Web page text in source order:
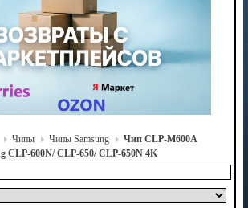
Чипы Чипы Samsung
Чип CLP-M600A
CLP-600N/ CLP-650/ CLP-650N 4K